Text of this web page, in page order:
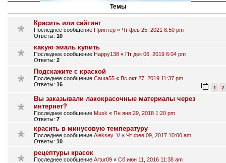
Темы
Красить или сайтинг
Последнее сообщение Принтер « Чт фев 25, 2021 8:50 pm
Ответы: 10
какую эмаль купить
Последнее сообщение Happy138 « Пт дек 06, 2019 6:04 pm
Ответы: 2
Подскажите с краской
Последнее сообщение Саша55 « Вс окт 27, 2019 11:37 pm
Ответы: 16 1 2
Вы заказывали лакокрасочные материалы через
интернет?
Последнее сообщение Musk « Пн янв 29, 2018 1:20 pm
Ответы: 7
красить в минусовую температуру
Последнее сообщение Aleksey_V« Чт фев 09, 2017 10:00 am
Ответы: 10
рецептуры красок
Последнее сообщение Artur09 « Сб июн 11, 2016 11:38 am